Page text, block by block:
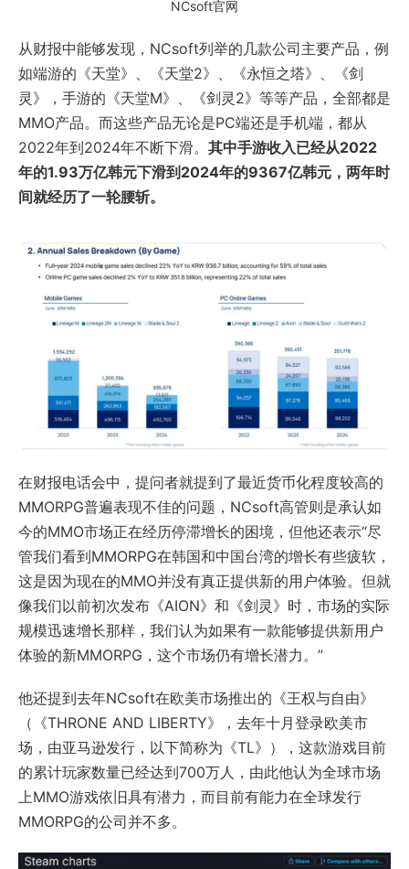
NCsoft官网
从财报中能够发现，NCsoft列举的几款公司主要产品，例
如端游的《天堂》、《天堂2》、《永恒之塔》、《剑
灵》，手游的《天堂M》、《剑灵2》等等产品，全部都是
MMO产品。而这些产品无论是PC端还是手机端，都从
2022年到2024年不断下滑。 其中手游收入已经从2022
年的1.93万亿韩元下滑到2024年的9367亿韩元，两年时
间就经历了一轮腰斩。
在财报电话会中，提问者就提到了最近货币化程度较高的
MMORPG普遍表现不佳的问题，NCsoft高管则是承认如
今的MMO市场正在经历停滞增长的困境，但他还表示“尽
管我们看到MMORPG在韩国和中国台湾的增长有些疲软，
这是因为现在的MMO并没有真正提供新的用户体验。但就
像我们以前初次发布《AION》和《剑灵》时，市场的实际
规模迅速增长那样，我们认为如果有一款能够提供新用户
体验的新MMORPG，这个市场仍有增长潜力。”
他还提到去年NCsoft在欧美市场推出的《王权与自由》
（《THRONE AND LIBERTY》，去年十月登录欧美市
场，由亚马逊发行，以下简称为《TL》），这款游戏目前
的累计玩家数量已经达到700万人，由此他认为全球市场
上MMO游戏依旧具有潜力，而目前有能力在全球发行
MMORPG的公司并不多。